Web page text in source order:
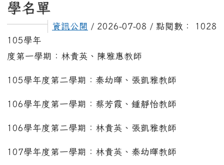
學名單
資訊公開 / 2026-07-08 / 點閱數： 1028
105學年
度第一學期：林貴英、陳雅惠教師
105學年度第二學期：秦幼暉、張凱雅教師
106學年度第一學期：蔡芳霞、鍾靜怡教師
106學年度第二學期：林貴英、張凱雅教師
107學年度第一學期：林貴英、秦幼暉教師